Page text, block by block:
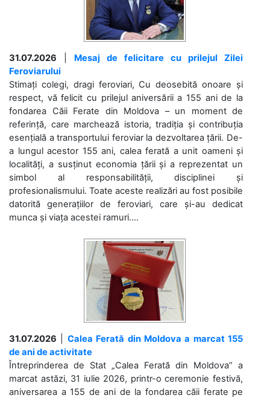
31.07.2026
Mesaj de felicitare cu prilejul Zilei
Feroviarului
Stimați colegi, dragi feroviari, Cu deosebită onoare și
respect, vă felicit cu prilejul aniversării a 155 ani de la
fondarea Căii Ferate din Moldova – un moment de
referință, care marchează istoria, tradiția și contribuția
esențială a transportului feroviar la dezvoltarea țării. De-
a lungul acestor 155 ani, calea ferată a unit oameni și
localități, a susținut economia țării și a reprezentat un
simbol al responsabilității, disciplinei și
profesionalismului. Toate aceste realizări au fost posibile
datorită generațiilor de feroviari, care și-au dedicat
munca și viața acestei ramuri....
31.07.2026
Calea Ferată din Moldova a marcat 155
de ani de activitate
Întreprinderea de Stat „Calea Ferată din Moldova” a
marcat astăzi, 31 iulie 2026, printr-o ceremonie festivă,
aniversarea a 155 de ani de la fondarea căii ferate pe